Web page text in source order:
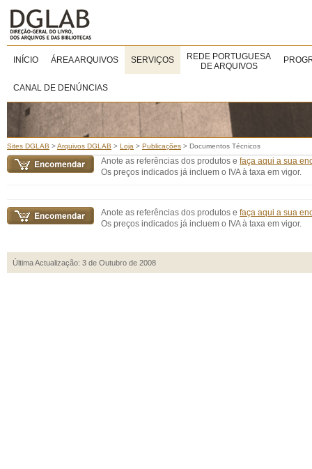
INÍCIO ÁREA ARQUIVOS SERVIÇOS
REDE PORTUGUESA
DE ARQUIVOS
CANAL DE DENÚNCIAS
Sites DGLAB >Arquivos DGLAB > Loja > Publicações > Documentos Técnicos
Anote as referências dos produtos e faça aqui a sua
Os preços indicados já incluem o IVA à taxa em vigor.
Anote as referências dos produtos e faça aqui a sua
Os preços indicados já incluem o IVA à taxa em vigor.
Última Actualização: 3 de Outubro de 2008